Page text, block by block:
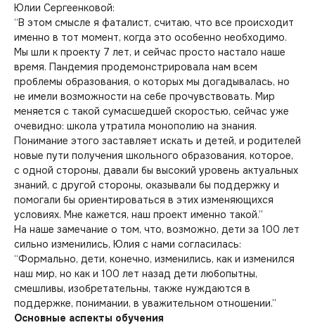
Юлии Сергеенковой:
“В этом смысле я фаталист, считаю, что все происходит
именно в тот момент, когда это особенно необходимо.
Мы шли к проекту 7 лет, и сейчас просто настало наше
время. Пандемия продемонстрировала нам всем
проблемы образования, о которых мы догадывалась, но
не имели возможности на себе прочувствовать. Мир
меняется с такой сумасшедшей скоростью, сейчас уже
очевидно: школа утратила монополию на знания.
Понимание этого заставляет искать и детей, и родителей
новые пути получения школьного образования, которое,
с одной стороны, давали бы высокий уровень актуальных
знаний, с другой стороны, оказывали бы поддержку и
помогали бы ориентироваться в этих изменяющихся
условиях. Мне кажется, наш проект именно такой.”
На наше замечание о том, что, возможно, дети за 100 лет
сильно изменились, Юлия с нами согласилась:
“Формально, дети, конечно, изменились, как и изменился
наш мир, но как и 100 лет назад дети любопытны,
смешливы, изобретательны, также нуждаются в
поддержке, понимании, в уважительном отношении.”
Основные аспекты обучения